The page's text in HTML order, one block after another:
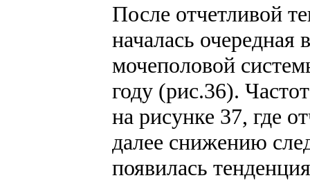
После отчетливой
началась очередная
мочеполовой
году (рис.36).
на рисунке 37, где
далее снижению
появилась